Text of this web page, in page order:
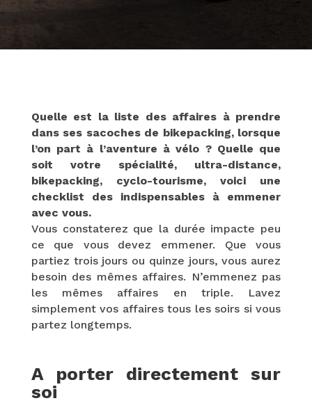
Quelle est la liste des affaires à prendre
dans ses sacoches de bikepacking, lorsque
l’on part à l’aventure à vélo ? Quelle que
soit votre spécialité, ultra-distance,
bikepacking, cyclo-tourisme, voici une
checklist des indispensables à emmener
avec vous.
Vous constaterez que la durée impacte peu
ce que vous devez emmener. Que vous
partiez trois jours ou quinze jours, vous aurez
besoin des mêmes affaires. N’emmenez pas
les mêmes affaires en triple. Lavez
simplement vos affaires tous les soirs si vous
partez longtemps.
A porter directement sur
soi